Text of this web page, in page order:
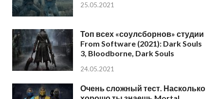
25.05.2021
Топ всех «соулсборнов» студии
From Software (2021): Dark Souls
3, Bloodborne, Dark Souls
24.05.2021
Очень сложный тест. Насколько